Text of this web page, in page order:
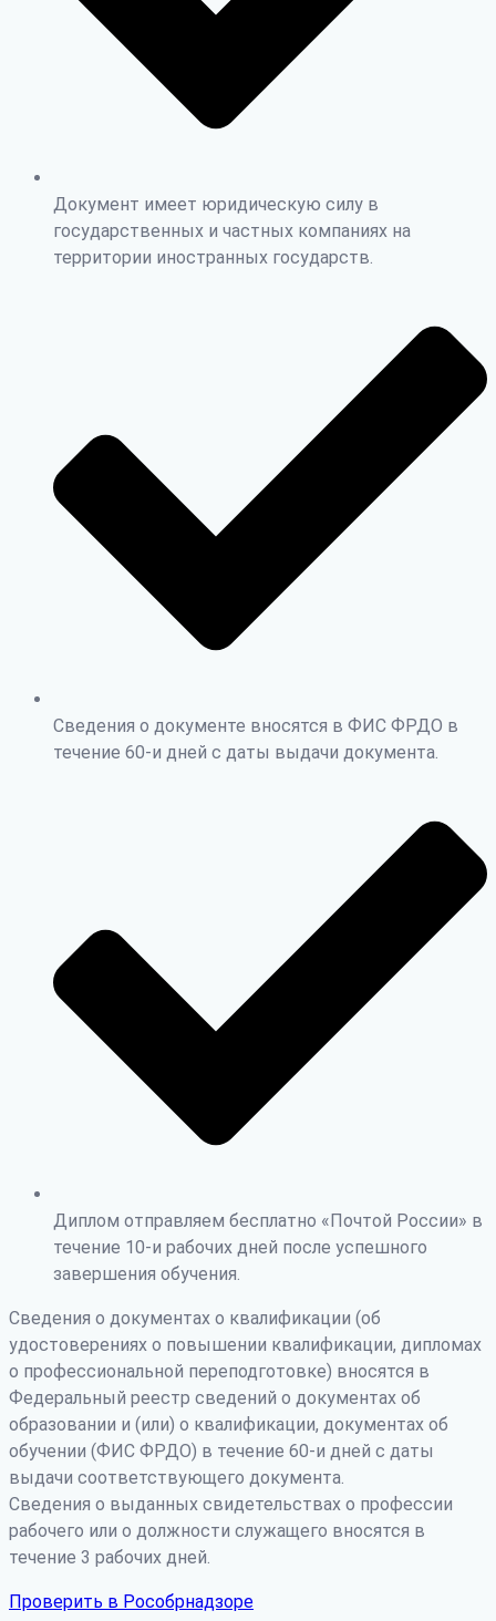
Документ имеет юридическую силу в
государственных и частных компаниях на
территории иностранных государств.
Сведения о документе вносятся в ФИС ФРДО в
течение 60-и дней с даты выдачи документа.
Диплом отправляем бесплатно «Почтой России» в
течение 10-и рабочих дней после успешного
завершения обучения.
Сведения о документах о квалификации (об
удостоверениях о повышении квалификации, дипломах
о профессиональной переподготовке) вносятся в
Федеральный реестр сведений о документах об
образовании и (или) о квалификации, документах об
обучении (ФИС ФРДО) в течение 60-и дней с даты
выдачи соответствующего документа.
Сведения о выданных свидетельствах о профессии
рабочего или о должности служащего вносятся в
течение 3 рабочих дней.
Проверить в Рособрнадзоре